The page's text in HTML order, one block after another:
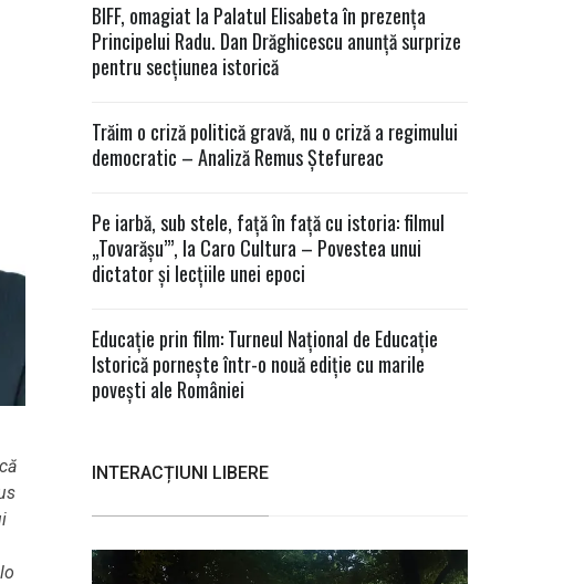
BIFF, omagiat la Palatul Elisabeta în prezența
Principelui Radu. Dan Drăghicescu anunță surprize
pentru secțiunea istorică
Trăim o criză politică gravă, nu o criză a regimului
democratic – Analiză Remus Ștefureac
Pe iarbă, sub stele, față în față cu istoria: filmul
„Tovarășu’”, la Caro Cultura – Povestea unui
dictator și lecțiile unei epoci
Educație prin film: Turneul Național de Educație
Istorică pornește într-o nouă ediție cu marile
povești ale României
INTERACȚIUNI LIBERE